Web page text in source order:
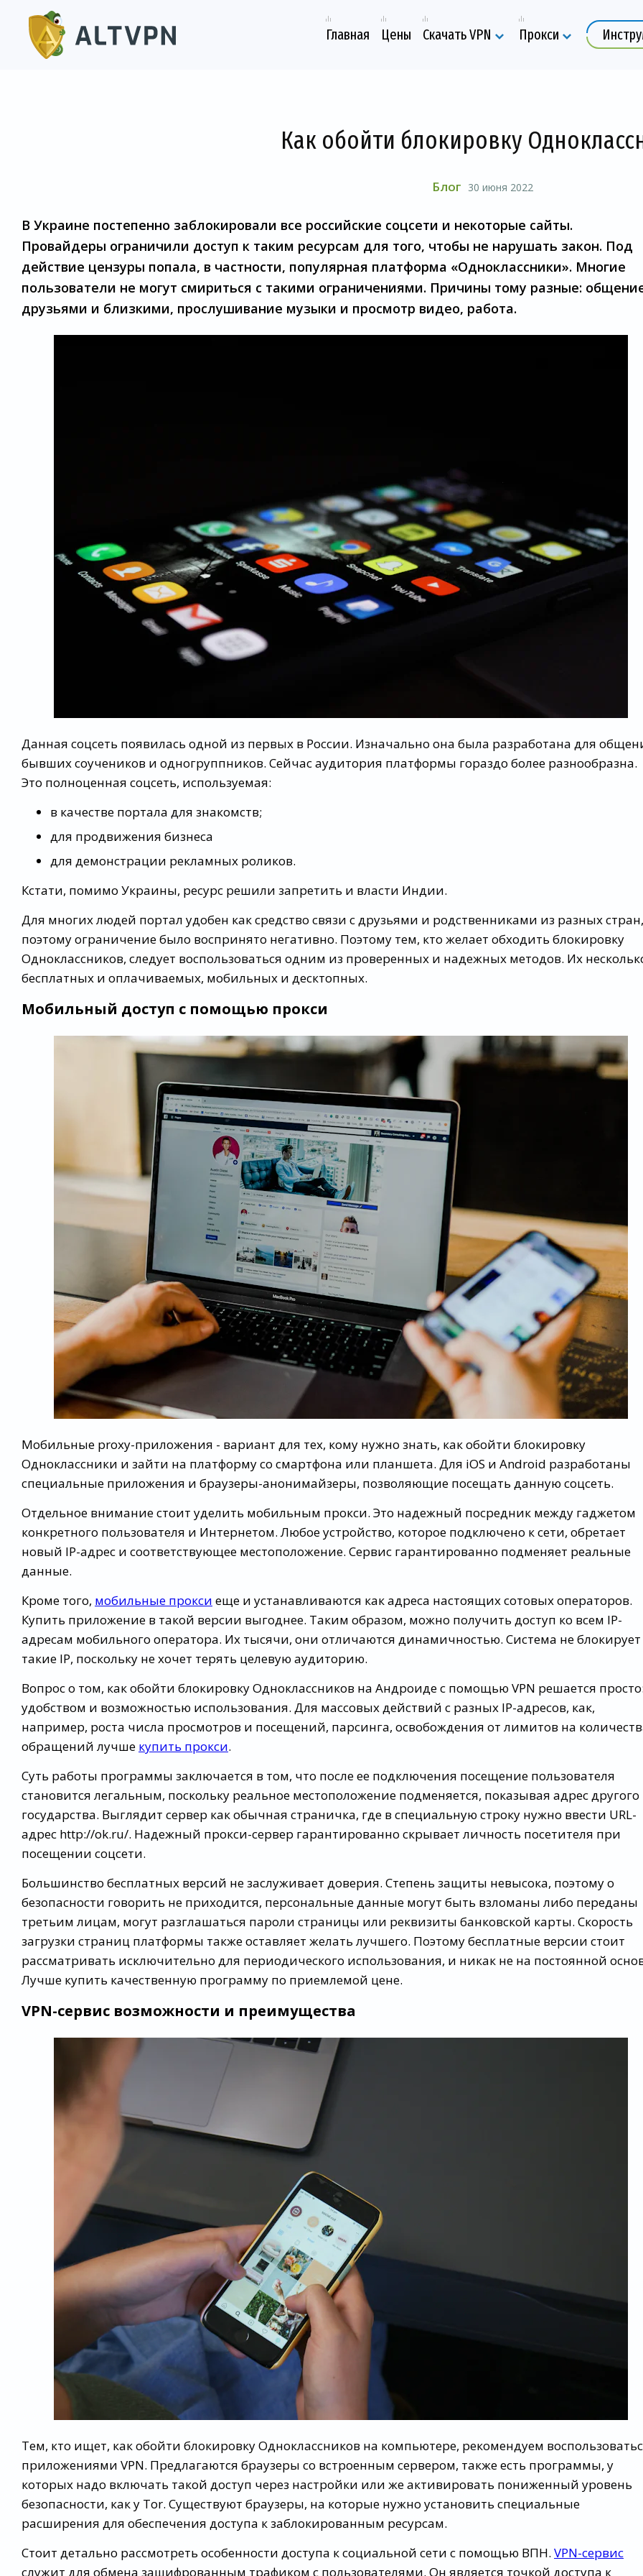
Главная Цены Скачать VPN Прокси
Как обойти блокировку
Блог 30 июня 2022
В Украине постепенно заблокировали все российские соцсети и некоторые сайты.
Провайдеры ограничили доступ к таким ресурсам для того, чтобы не нарушать закон. Под
действие цензуры попала, в частности, популярная платформа «Одноклассники». Многие
пользователи не могут смириться с такими ограничениями. Причины тому разные:
друзьями и близкими, прослушивание музыки и просмотр видео, работа.
Данная соцсеть появилась одной из первых в России. Изначально она была разработана для
бывших соучеников и одногруппников. Сейчас аудитория платформы гораздо более разнообразна.
Это полноценная соцсеть, используемая:
в качестве портала для знакомств;
для продвижения бизнеса
для демонстрации рекламных роликов.
Кстати, помимо Украины, ресурс решили запретить и власти Индии.
Для многих людей портал удобен как средство связи с друзьями и родственниками из разных стран,
поэтому ограничение было воспринято негативно. Поэтому тем, кто желает обходить блокировку
Одноклассников, следует воспользоваться одним из проверенных и надежных методов. Их
бесплатных и оплачиваемых, мобильных и десктопных.
Мобильный доступ с помощью прокси
Мобильные proxy-приложения - вариант для тех, кому нужно знать, как обойти блокировку
Одноклассники и зайти на платформу со смартфона или планшета. Для iOS и Android разработаны
специальные приложения и браузеры-анонимайзеры, позволяющие посещать данную соцсеть.
Отдельное внимание стоит уделить мобильным прокси. Это надежный посредник между гаджетом
конкретного пользователя и Интернетом. Любое устройство, которое подключено к сети, обретает
новый IP-адрес и соответствующее местоположение. Сервис гарантированно подменяет реальные
данные.
Кроме того, мобильные прокси еще и устанавливаются как адреса настоящих сотовых операторов.
Купить приложение в такой версии выгоднее. Таким образом, можно получить доступ ко всем IP-
адресам мобильного оператора. Их тысячи, они отличаются динамичностью. Система не блокирует
такие IP, поскольку не хочет терять целевую аудиторию.
Вопрос о том, как обойти блокировку Одноклассников на Андроиде с помощью VPN решается
удобством и возможностью использования. Для массовых действий с разных IP-адресов, как,
например, роста числа просмотров и посещений, парсинга, освобождения от лимитов на
обращений лучше купить прокси.
Суть работы программы заключается в том, что после ее подключения посещение пользователя
становится легальным, поскольку реальное местоположение подменяется, показывая адрес другого
государства. Выглядит сервер как обычная страничка, где в специальную строку нужно ввести URL-
адрес http://ok.ru/. Надежный прокси-сервер гарантированно скрывает личность посетителя при
посещении соцсети.
Большинство бесплатных версий не заслуживает доверия. Степень защиты невысока, поэтому о
безопасности говорить не приходится, персональные данные могут быть взломаны либо переданы
третьим лицам, могут разглашаться пароли страницы или реквизиты банковской карты. Скорость
загрузки страниц платформы также оставляет желать лучшего. Поэтому бесплатные версии стоит
рассматривать исключительно для периодического использования, и никак не на постоянной
Лучше купить качественную программу по приемлемой цене.
VPN-сервис возможности и преимущества
Тем, кто ищет, как обойти блокировку Одноклассников на компьютере, рекомендуем
приложениями VPN. Предлагаются браузеры со встроенным сервером, также есть программы, у
которых надо включать такой доступ через настройки или же активировать пониженный уровень
безопасности, как у Tor. Существуют браузеры, на которые нужно установить специальные
расширения для обеспечения доступа к заблокированным ресурсам.
Стоит детально рассмотреть особенности доступа к социальной сети с помощью ВПН. VPN-сервис
служит для обмена зашифрованным трафиком с пользователями. Он является точкой доступа к